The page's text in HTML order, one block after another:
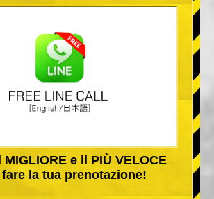
e il PIÙ VELOCE
la tua prenotazione!